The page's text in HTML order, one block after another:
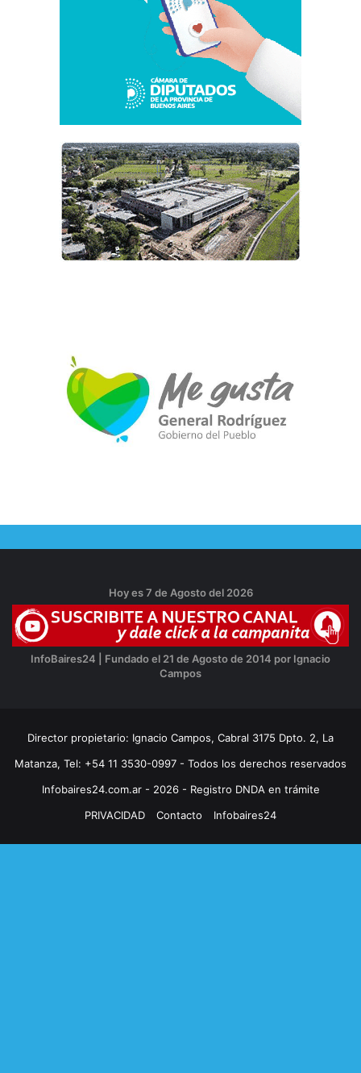
Hoy es 7 de Agosto del 2026
InfoBaires24 | Fundado el 21 de Agosto de 2014 por Ignacio
Campos
Director propietario: Ignacio Campos, Cabral 3175 Dpto. 2, La
Matanza, Tel: +54 11 3530-0997 - Todos los derechos reservados
Infobaires24.com.ar - 2026 - Registro DNDA en trámite
PRIVACIDAD
Contacto Infobaires24